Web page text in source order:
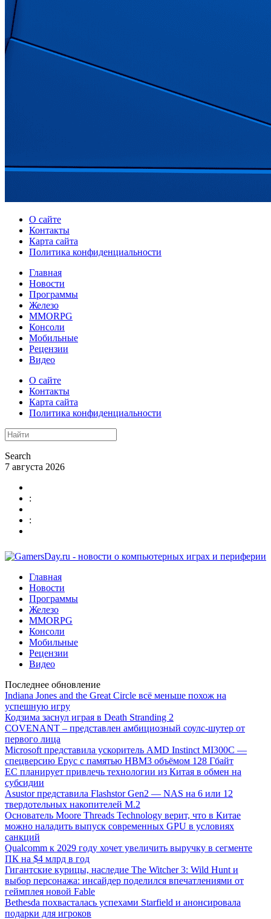
О сайте
Контакты
Карта сайта
Политика конфиденциальности
Главная
Новости
Программы
Железо
MMORPG
Консоли
Мобильные
Рецензии
Видео
О сайте
Контакты
Карта сайта
Политика конфиденциальности
Search
7 августа 2026
:
:
Главная
Новости
Программы
Железо
MMORPG
Консоли
Мобильные
Рецензии
Видео
Последнее обновление
Indiana Jones and the Great Circle всё меньше похож на
успешную игру
Кодзима заснул играя в Death Stranding 2
COVENANT – представлен амбициозный соулс-шутер от
первого лица
Microsoft представила ускоритель AMD Instinct MI300C —
спецверсию Epyc с памятью HBM3 объёмом 128 Гбайт
ЕС планирует привлечь технологии из Китая в обмен на
субсидии
Asustor представила Flashstor Gen2 — NAS на 6 или 12
твердотельных накопителей M.2
Основатель Moore Threads Technology верит, что в Китае
можно наладить выпуск современных GPU в условиях
санкций
Qualcomm к 2029 году хочет увеличить выручку в сегменте
ПК на $4 млрд в год
Гигантские курицы, наследие The Witcher 3: Wild Hunt и
выбор персонажа: инсайдер поделился впечатлениями от
геймплея новой Fable
Bethesda похвасталась успехами Starfield и анонсировала
подарки для игроков